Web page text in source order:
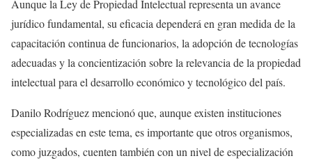
Aunque la Ley de Propiedad Intelectual representa un avance
jurídico fundamental, su eficacia dependerá en gran medida de la
capacitación continua de funcionarios, la adopción de tecnologías
adecuadas y la concientización sobre la relevancia de la propiedad
intelectual para el desarrollo económico y tecnológico del país.
Danilo Rodríguez mencionó que, aunque existen instituciones
especializadas en este tema, es importante que otros organismos,
como juzgados, cuenten también con un nivel de especialización